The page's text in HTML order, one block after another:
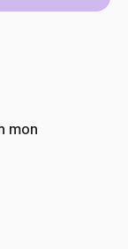
mon